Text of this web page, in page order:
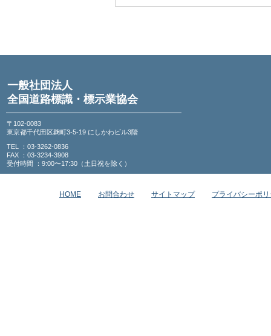
一般社団法人
全国道路標識・標示業協会
〒102-0083
東京都千代田区麹町3-5-19 にしかわビル3階
TEL ：03-3262-0836
FAX ：03-3234-3908
受付時間 ：9:00〜17:30（土日祝を除く）
HOME お問合わせ サイトマップ プライバシーポ